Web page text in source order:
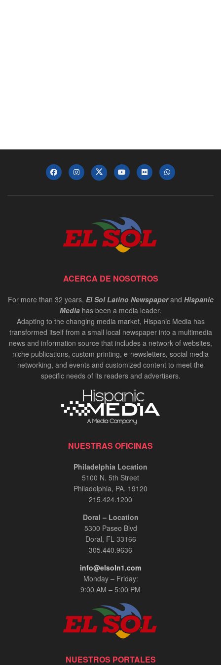
ACERCA DE NOSOTROS
For more than 32 years, El Sol Latino Newspaperand Hispanic
Media has been a media leader.
Adapting to the changing media market, Hispanic Media has
transformed itself from a small local newspaper into a multimedia
news and information source that includes a network of websites,
niche publications, custom printing, e-newsletters, social media
networking, and events and customized content to meet the
specific needs of its readers and advertisers.
NUESTRAS OFICINAS
Philadelphia Location
5100 N. 5th Street
Philadelphia, PA. 19120
215.424.1200
Doral – Location
5300 Paseo Blvd
Doral, FL 33166
305.440.9636
info@elsoln1.com
Monday – Friday:
9:00 AM – 5:00 PM
NUESTROS PORTALES